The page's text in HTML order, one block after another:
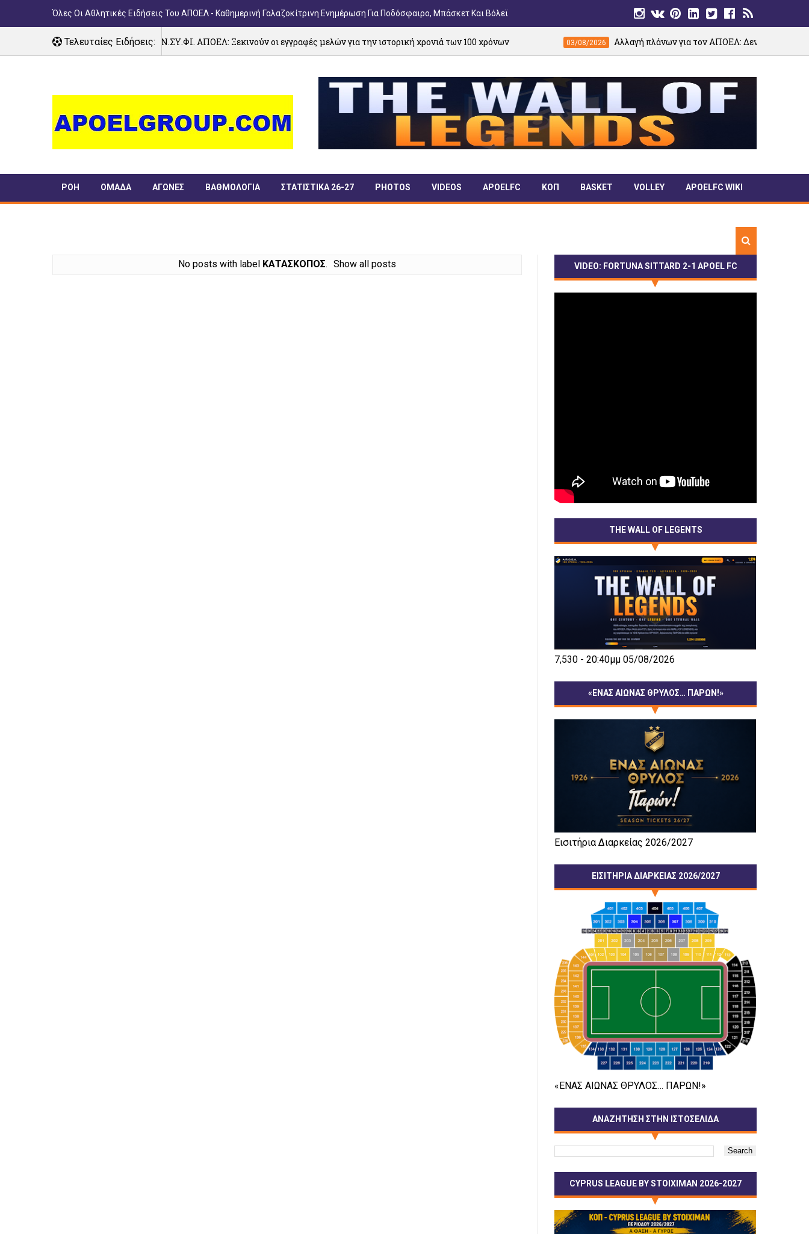
Όλες Οι Αθλητικές Ειδήσεις Του ΑΠΟΕΛ - Καθημερινή Γαλαζοκίτρινη Ενημέρωση Για Ποδόσφαιρο, Μπάσκετ Και Βόλεϊ
Τελευταίες Ειδήσεις:
04/08/2026 ΠΑΝ.ΣΥ.ΦΙ. ΑΠΟΕΛ: Ξεκινούν οι εγγραφές μελών για την ιστορική χρονιά των 100 χρόνων 03/08/2026 Αλλαγή πλάνων για τον ΑΠΟΕΛ: Δεν θα γίνει το παιχνίδι με
ΡΟΗ ΟΜΑΔΑ ΑΓΩΝΕΣ ΒΑΘΜΟΛΟΓΙΑ ΣΤΑΤΙΣΤΙΚΑ 26-27 PHOTOS VIDEOS APOELFC ΚΟΠ BASKET VOLLEY APOELFC WIKI
No posts with label ΚΑΤΑΣΚΟΠΟΣ. Show all posts VIDEO: FORTUNA SITTARD 2-1 APOEL FC
THE WALL OF LEGENTS
7,530 - 20:40μμ 05/08/2026
«ΕΝΑΣ ΑΙΩΝΑΣ ΘΡΥΛΟΣ… ΠΑΡΩΝ!»
Εισιτήρια Διαρκείας 2026/2027
ΕΙΣΙΤΗΡΙΑ ΔΙΑΡΚΕΙΑΣ 2026/2027
«ΕΝΑΣ ΑΙΩΝΑΣ ΘΡΥΛΟΣ… ΠΑΡΩΝ!»
ΑΝΑΖΗΤΗΣΗ ΣΤΗΝ ΙΣΤΟΣΕΛΙΔΑ
CYPRUS LEAGUE BY STOIXIMAN 2026-2027